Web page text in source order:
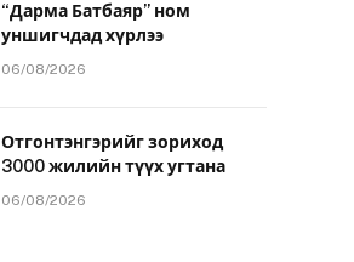
“Дарма Батбаяр” ном
уншигчдад хүрлээ
06/08/2026
Отгонтэнгэрийг зориход
3000 жилийн түүх угтана
06/08/2026